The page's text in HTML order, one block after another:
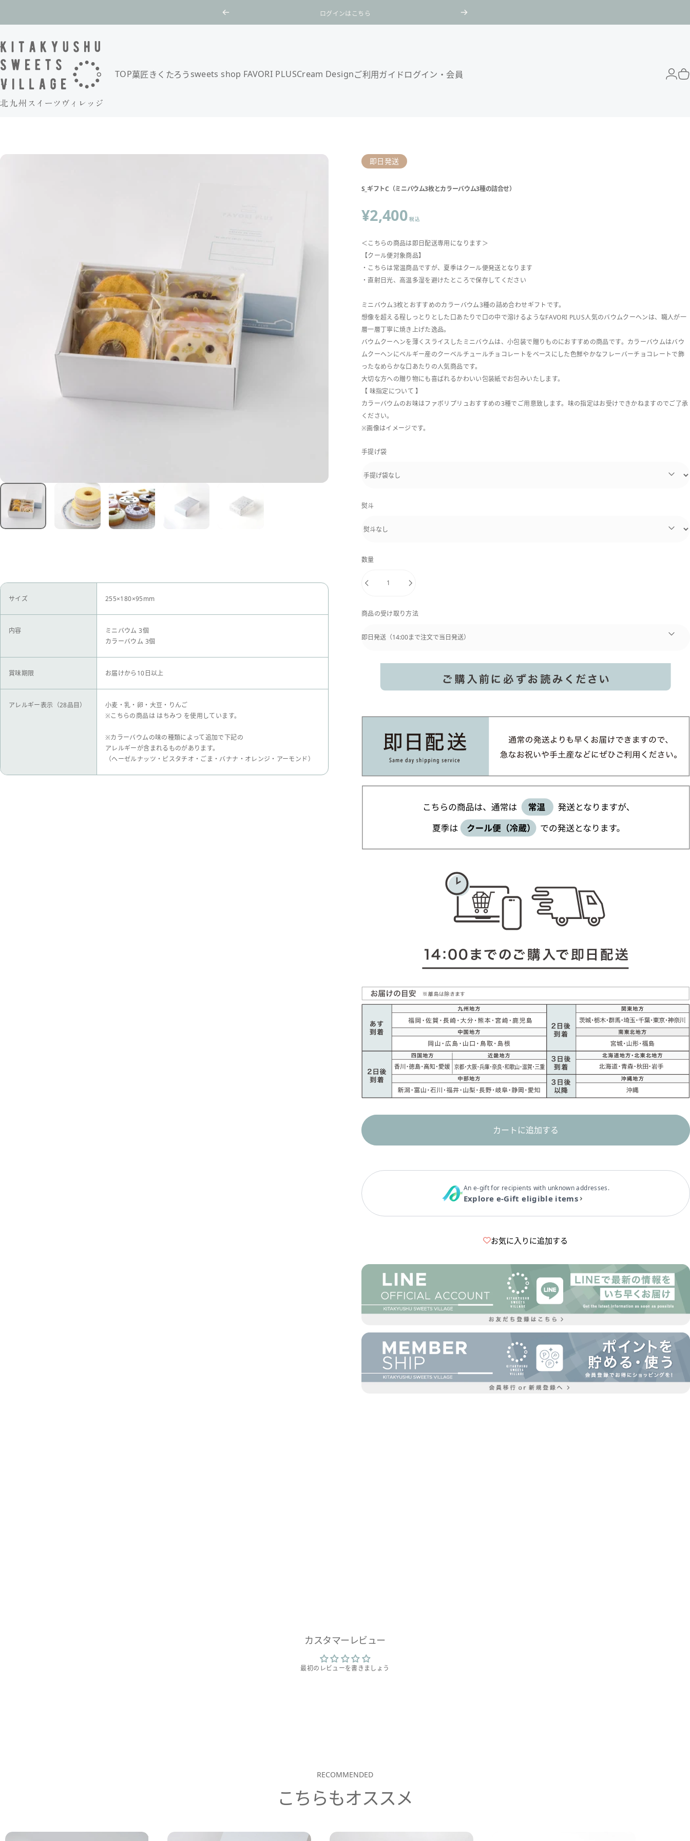
1つのお届け先が10,000円以上で送料無料
北九州スイーツヴィレッジ / 公式オンラインショップ
TOP菓匠きくたろう sweets shop FAVORI PLUSCream Designご利用ガイドログイン・会員 Login
サイズ 255×180×95mm
内容
ミニバウム 3個
カラーバウム 3個
賞味期限 お届けから10日以上
アレルギー表示（28品目）
小麦・乳・卵・大豆・りんご
※こちらの商品は はちみつ を使用しています。
※カラーバウムの味の種類によって追加で下記の
アレルギーが含まれるものがあります。
（ヘーゼルナッツ・ピスタチオ・ごま・バナナ・オレンジ・アーモンド）
即日発送
S_ギフトC（ミニバウム3枚とカラーバウム3種の詰合せ）
¥2,400税込
＜こちらの商品は即日配送専用になります＞
【クール便対象商品】
・こちらは常温商品ですが、夏季はクール便発送となります
・直射日光、高温多湿を避けたところで保存してください
ミニバウム3枚とおすすめのカラーバウム3種の詰め合わせギフトです。
想像を超える程しっとりとした口あたりで口の中で溶けるようなFAVORI PLUS人気のバウムクーヘンは、職人が一
層一層丁寧に焼き上げた逸品。
バウムクーヘンを薄くスライスしたミニバウムは、小包装で贈りものにおすすめの商品です。カラーバウムはバウ
ムクーヘンにベルギー産のクーベルチュールチョコレートをベースにした色鮮やかなフレーバーチョコレートで飾
ったなめらかな口あたりの人気商品です。
大切な方への贈り物にも喜ばれるかわいい包装紙でお包みいたします。
【 味指定について 】
カラーバウムのお味はファボリプリュおすすめの3種でご用意致します。味の指定はお受けできかねますのでご了承
ください。
※画像はイメージです。
手提げ袋
熨斗
数量
商品の受け取り方法
カートに追加する
An e-gift for recipients with unknown addresses.
Explore e-Gift eligible items
お気に入りに追加する
カスタマーレビュー
最初のレビューを書きましょう
RECOMMENDED
こちらもオススメ